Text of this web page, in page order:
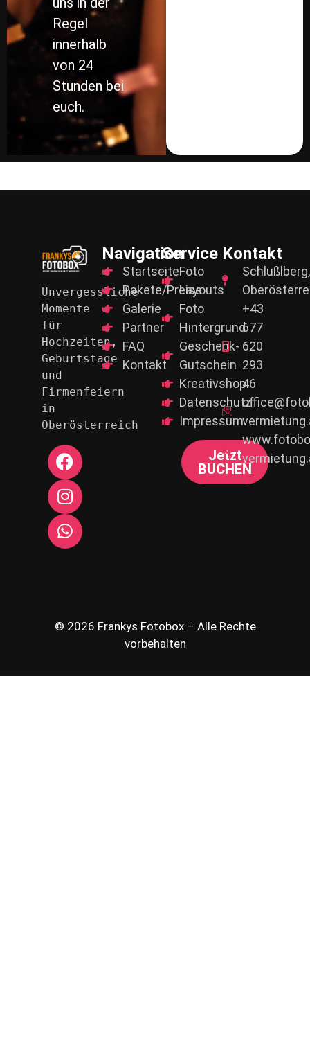
Unvergessliche
Momente
für
Oberösterreich
Navigation
Startseite
Galerie
Partner
Kontakt
Hintergrund
Gutschein
Impressum
Jetzt
BUCHEN
677
293
© 2026 Frankys Fotobox – Alle Rechte
vorbehalten